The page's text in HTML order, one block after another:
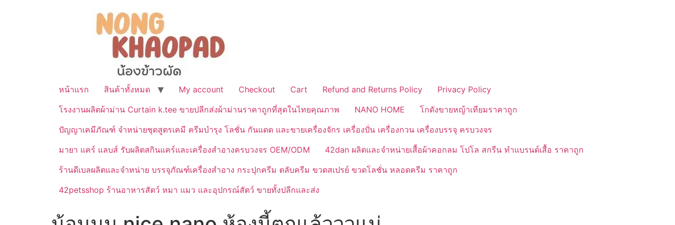
หน้าแรก สินค้าทั้งหมด My account Checkout Cart Refund and Returns Policy
Privacy Policy
โรงงานผลิตผ้าม่าน Curtain k.tee ขายปลีกส่งผ้าม่านราคาถูกที่สุดในไทยคุณภาพ
NANO HOME
โกดังขายหญ้าเทียมราคาถูก
ปัญญาเคมีภัณฑ์ จำหน่ายชุดสูตรเคมี ครีมบำรุง โลชั่น กันแดด และขายเครื่องจักร เครื่องปั่น เครื่องกวน เครื่องบรรจุ ครบวงจร
มายา แคร์ แลบส์ รับผลิตสกินแคร์และเครื่องสำอางครบวงจร OEM/ODM
42dan ผลิตและจำหน่ายเสื้อผ้าคอกลม โปโล สกรีน ทำแบรนด์เสื้อ ราคาถูก
ร้านดีเบลผลิตและจำหน่าย บรรจุภัณฑ์เครื่องสำอาง กระปุกครีม ตลับครีม ขวดสเปรย์ ขวดโลชั่น หลอดครีม ราคาถูก
42petsshop ร้านอาหารสัตว์ หมา แมว และอุปกรณ์สัตว์ ขายทั้งปลีกและส่ง